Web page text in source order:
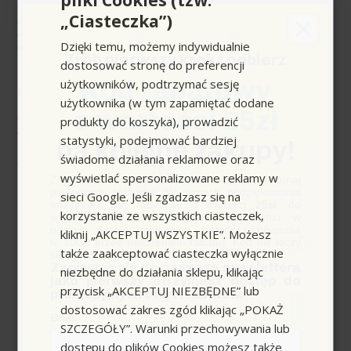
Specyfikacja i parametry
techniczne Tenzi
(WDS008A001AD000)
Parametry produktu:
Producent:Tenzi
Koncentrat
alkaliczny
Działanie:Bieżące
czyszczenie,
niskopieniące
Kostka
brukowa, beton,
chodniki, tarasy
Zgodność z maszynami:
Automaty myjące,
jednotarczowe
Kluczowe zalety:
Rozwiń pełen opis produktu
„Ciasteczka”)
Dzięki temu, możemy indywidualnie
dostosować stronę do preferencji
użytkowników, podtrzymać sesję
użytkownika (w tym zapamiętać dodane
produkty do koszyka), prowadzić
statystyki, podejmować bardziej
świadome działania reklamowe oraz
wyświetlać spersonalizowane reklamy w
sieci Google. Jeśli zgadzasz się na
korzystanie ze wszystkich ciasteczek,
kliknij „AKCEPTUJ WSZYSTKIE”. Możesz
także zaakceptować ciasteczka wyłącznie
niezbędne do działania sklepu, klikając
przycisk „AKCEPTUJ NIEZBĘDNE” lub
dostosować zakres zgód klikając „POKAŻ
SZCZEGÓŁY”. Warunki przechowywania lub
dostępu do plików Cookies możesz także
Zrób pierwszy krok i odbierz
Kod rabatowy
o wartości 25zł
na kolejne zakupy!
Zapisz się do newslettera, załóż konto i dokonaj
pierwszych zakupów. W ramach podziękowania
otrzymasz kod rabatowy o wartości
wykorzystania przy kolejnym zamówieniu w
naszym sklepie (minimalna wartość zamówienia
to 100zł przed naliczeniem rabatu). Kod nie łączy
się z innymi kodami rabatowymi.
Zapisując się do naszego newslettera
jako pierwszy otrzymasz dostęp do
promocyjnych ofert i rabatów.
Email